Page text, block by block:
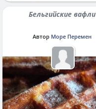
Бельгийские вафли
Автор Море Перемен